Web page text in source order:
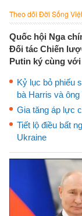
Theo dõi Đời Sống
Quốc hội Nga
Đối tác Chiến
Putin ký cùng
Kỷ lục bỏ phiếu
bà Harris và ông
Gia tăng áp lực
Tiết lộ điều bất
Ukraine